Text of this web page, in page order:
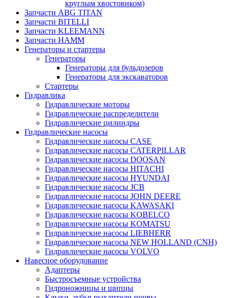
круглым хвостовиком)
Запчасти ABG TITAN
Запчасти BITELLI
Запчасти KLEEMANN
Запчасти HAMM
Генераторы и стартеры
Генераторы
Генераторы для бульдозеров
Генераторы для экскаваторов
Стартеры
Гидравлика
Гидравлические моторы
Гидравлические распределители
Гидравлические цилиндры
Гидравлические насосы
Гидравлические насосы CASE
Гидравлические насосы CATERPILLAR
Гидравлические насосы DOOSAN
Гидравлические насосы HITACHI
Гидравлические насосы HYUNDAI
Гидравлические насосы JCB
Гидравлические насосы JOHN DEERE
Гидравлические насосы KAWASAKI
Гидравлические насосы KOBELCO
Гидравлические насосы KOMATSU
Гидравлические насосы LIEBHERR
Гидравлические насосы NEW HOLLAND (CNH)
Гидравлические насосы VOLVO
Навесное оборудование
Адаптеры
Быстросъемные устройства
Гидроножницы и щипцы